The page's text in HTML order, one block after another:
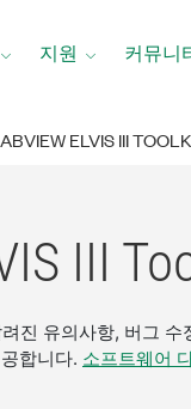
지원 커뮤니
ELVIS III
III
진 유의사항, 버그
합니다. 소프트웨어